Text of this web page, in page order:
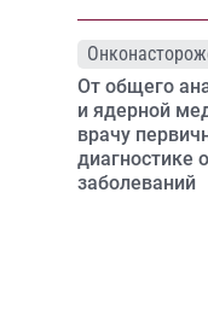
От общего
и ядерной
врачу
диагностике
заболеваний